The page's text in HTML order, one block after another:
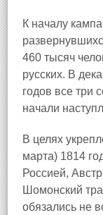
К началу
460 тысяч
русских. В
годов все три
начали
В целях
марта) 1814
Россией,
Шомонский
обязались не